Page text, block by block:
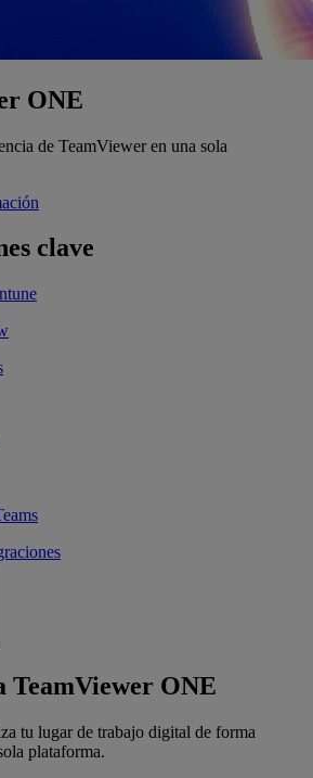
ONE
de TeamViewer en una sola
clave
TeamViewer ONE
tu lugar de trabajo digital de forma
plataforma.